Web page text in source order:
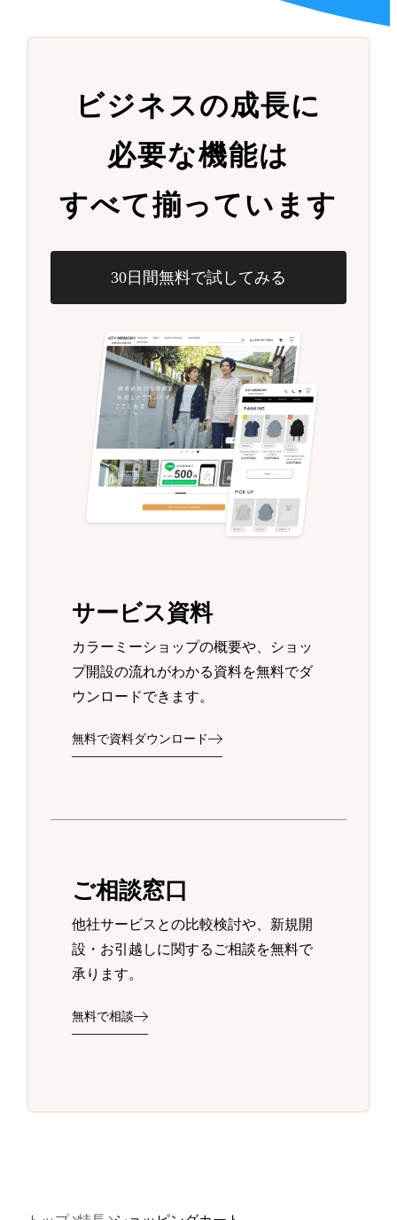
ビジネスの成長に
必要な機能は
すべて揃っています
30日間無料で試してみる
サービス資料
カラーミーショップの概要や、ショッ
プ開設の流れがわかる資料を無料でダ
ウンロードできます。
無料で資料ダウンロード
ご相談窓口
他社サービスとの比較検討や、新規開
設・お引越しに関するご相談を無料で
承ります。
無料で相談